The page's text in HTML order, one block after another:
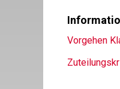
Vorgehen